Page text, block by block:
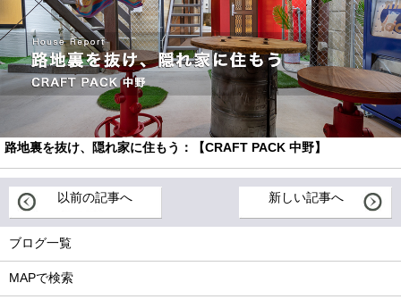
路地裏を抜け、隠れ家に住もう：【CRAFT PACK 中野】
以前の記事へ 新しい記事へ
ブログ一覧
MAPで検索